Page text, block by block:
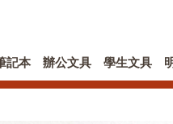
記本 辦公文具 學生文具